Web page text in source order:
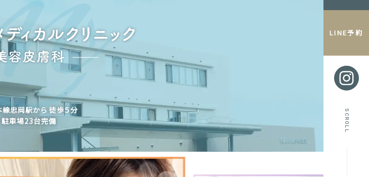
LINE予約
SCROLL
忠岡駅から 徒歩５分
駐車場23台完備